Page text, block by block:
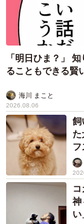
◇ ◇
【出典】
▽1997年生まれ
チェック！
https://
▽タレントパワー
http://
「明日ひま？」
ることもできる賢
海川 まこと
2026.08.06
飼
た
フ
神
い